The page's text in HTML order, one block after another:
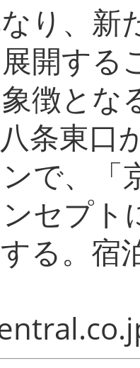
り、新
開する
徴とな
条東口
で、「
セプト
る。宿